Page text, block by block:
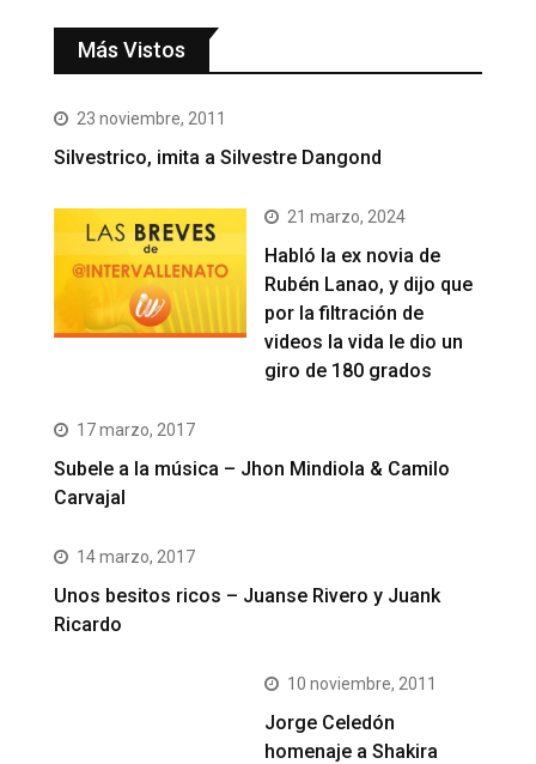
Más Vistos
23 noviembre, 2011
Silvestrico, imita a Silvestre Dangond
21 marzo, 2024
Habló la ex novia de
Rubén Lanao, y dijo que
por la filtración de
videos la vida le dio un
giro de 180 grados
17 marzo, 2017
Subele a la música – Jhon Mindiola & Camilo
Carvajal
14 marzo, 2017
Unos besitos ricos – Juanse Rivero y Juank
Ricardo
10 noviembre, 2011
Jorge Celedón
homenaje a Shakira